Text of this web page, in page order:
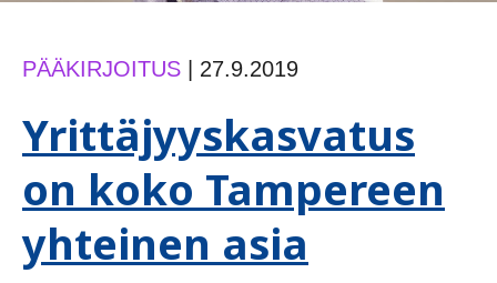
PÄÄKIRJOITUS 27.9.2019
Yrittäjyyskasvatus
on koko Tampereen
yhteinen asia